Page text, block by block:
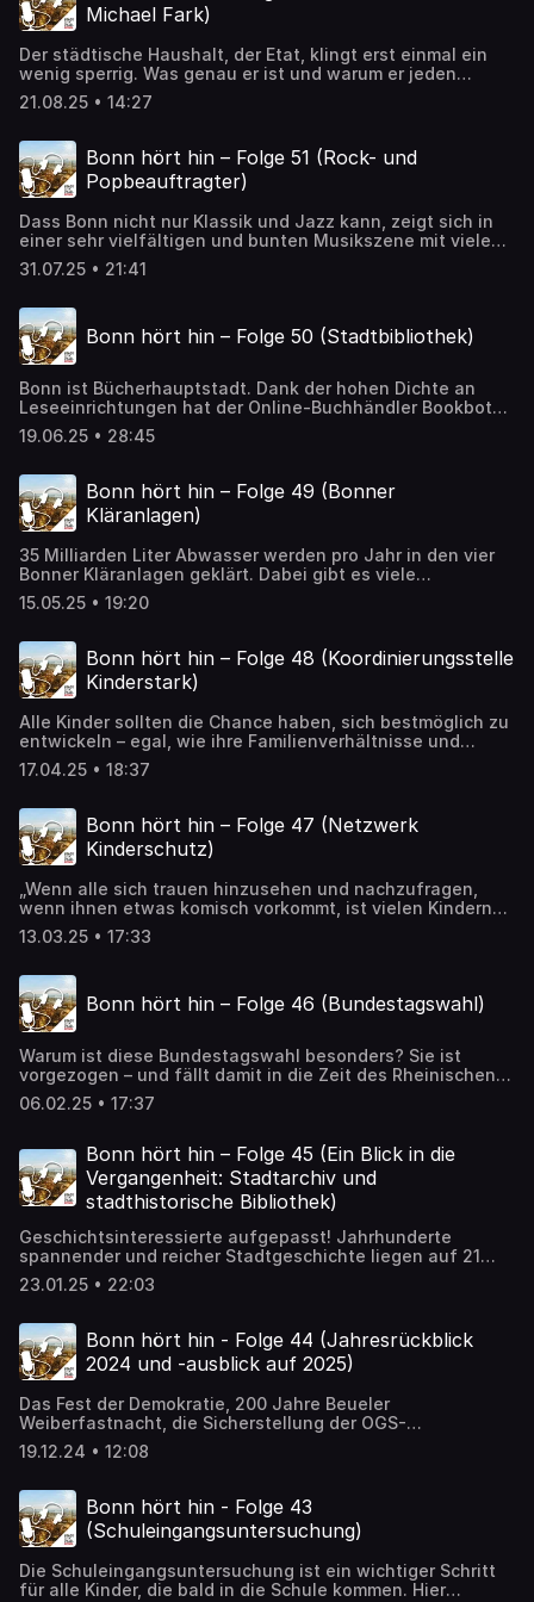
waermewende.php Bonner Energie Agentur - BEA:
https://www.bonner-energie-agentur.de/
Sie unter bonn.de/schulpsychologie. Den vierteljährlichen
Fachkräfte und an schulpsychologischen Themen
Interessierte per Mail anfordern.
Michael Fark)
Der städtische Haushalt, der Etat, klingt erst einmal ein
wenig sperrig. Was genau er ist und warum er jeden
Bonnerin betrifft, erklärt im Podcast Stadtkämmerer
Michael Fark. Im Gespräch mit Stadtsprecherin Barbara
Verpackungssteuer und darüber, was er mit dem Thema
Lachgas zu tun hat.
21.08.25 • 14:27
Bonn hört hin – Folge 51 (Rock- und
Popbeauftragter)
Dass Bonn nicht nur Klassik und Jazz kann, zeigt sich in
einer sehr vielfältigen und bunten Musikszene mit vielen
Bands und Künstler*innen. Doch die haben es nicht immer
leicht ein Publikum zu finden. Genau hier setzt Hans-
Bonn bringt er Musiker*innen zusammen, schafft Bühnen
und Events, wie zum Beispiel die Stadtgartenkonzerte,
und fördert die Vernetzung. Im Gespräch mit
Arbeit und die Herausforderungen in der Bonner
Musikszene.
31.07.25 • 21:41
Bonn hört hin – Folge 50 (Stadtbibliothek)
Bonn ist Bücherhauptstadt. Dank der hohen Dichte an
Leseeinrichtungen hat der Online-Buchhändler Bookbot
der Bundesstadt 2024 diesen Titel verliehen. Einen
wichtigen Beitrag dazu leistet die Stadtbibliothek. Welche
aussieht und warum sie im April einen Monat lang
geschlossen war, erklärt die Direktorin der Stadtbibliothek
Helga Albrecht im Gespräch mit der Stadtsprecherin
Engagement bei der Stadtbibliothek interessieren,
schreiben Sie gerne eine E-Mail
an stadtbibliothek@bonn.de oder melden Sie sich
19.06.25 • 28:45
Bonn hört hin – Folge 49 (Bonner
Kläranlagen)
35 Milliarden Liter Abwasser werden pro Jahr in den vier
Bonner Kläranlagen geklärt. Dabei gibt es viele
Herausforderungen, die einiges an Fachwissen und
Engagement erfordern. Auch für bestimmte Studien und
zu Gast: Achim Höcherl, Abwassermeister der Stadt Bonn,
und Nadine Wons Ausbilderin auf den Kläranlagen, die
über die spannenden Aufgabenfelder berichten.
15.05.25 • 19:20
Bonn hört hin – Folge 48 (Koordinierungsstelle
Kinderstark)
Alle Kinder sollten die Chance haben, sich bestmöglich zu
entwickeln – egal, wie ihre Familienverhältnisse und
Herkunftsgeschichten aussehen. Die Stadt Bonn macht
sich daher stark – genauer gesagt kinderstark. So heißt
Koordinierungsstelle „kinderstark“ im Amt für Kinder,
Jugend und Familie kümmert. Was genau dahinter steckt,
erzählen im Podcast Maike Steils und Sebnem Kar von der
17.04.25 • 18:37
Bonn hört hin – Folge 47 (Netzwerk
Kinderschutz)
„Wenn alle sich trauen hinzusehen und nachzufragen,
wenn ihnen etwas komisch vorkommt, ist vielen Kindern
bereits geholfen“, sagen Angela Schaaf vom
Kinderschutzbund Bonn und Andreas Weiland von den
Bonn. Gemeinsam arbeiten sie im Netzwerk Kinderschutz
und stellen im Gespräch mit Stadtsprecherin Barbara
Löcherbach ihre Arbeit vor.
13.03.25 • 17:33
Bonn hört hin – Folge 46 (Bundestagswahl)
Warum ist diese Bundestagswahl besonders? Sie ist
vorgezogen – und fällt damit in die Zeit des Rheinischen
Karnevals! Was das für die Wählenden und das Bonner
Wahlamt heißt, klärt Pressesprecherin Barbara Löcherbach
Alexander Schultz, Bonner Wahlhelfer.
06.02.25 • 17:37
Bonn hört hin – Folge 45 (Ein Blick in die
Vergangenheit: Stadtarchiv und
stadthistorische Bibliothek)
Geschichtsinteressierte aufgepasst! Jahrhunderte
spannender und reicher Stadtgeschichte liegen auf 21
Regalkilometern im Bonner Stadtarchiv und warten darauf,
entdeckt zu werden. Wie Bürger*innen das Archiv und die
faszinierenden Fundstücke dort liegen, darüber spricht
Stadtsprecherin Barbara Löcherbach im Podcast mit der
Leiterin des Stadtarchivs und der stadthistorischen
23.01.25 • 22:03
Bonn hört hin - Folge 44 (Jahresrückblick
2024 und -ausblick auf 2025)
Das Fest der Demokratie, 200 Jahre Beueler
Weiberfastnacht, die Sicherstellung der OGS-
Finanzierung und in der Beethovenhalle erklang endlich
wieder Musik: Diese und weitere Themen begleiteten
Barbara Löcherbach blickt Oberbürgermeisterin Katja
Dörner zurück auf die vergangenen Monate und wagt
außerdem einen Ausblick auf das Jahr 2025.
19.12.24 • 12:08
Bonn hört hin - Folge 43
(Schuleingangsuntersuchung)
Die Schuleingangsuntersuchung ist ein wichtiger Schritt
für alle Kinder, die bald in die Schule kommen. Hier